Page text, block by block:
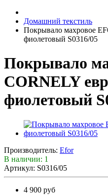
Домашний текстиль
Покрывало махровое
фиолетовый S0316/05
Покрывало
CORNELY
фиолетовый
Производитель: Efor
В наличии: 1
Артикул: S0316/05
4 900 руб